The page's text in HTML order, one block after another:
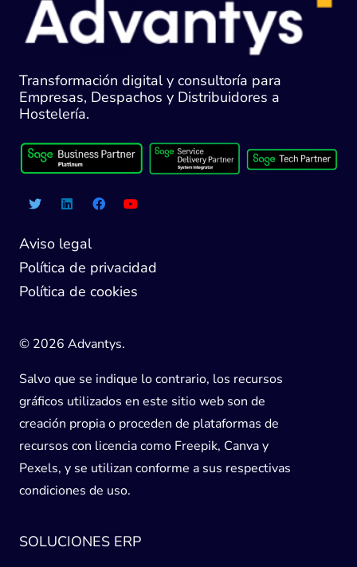
Transformación digital y consultoría para
Empresas, Despachos y Distribuidores a
Hostelería.
Aviso legal
Política de privacidad
Política de cookies
© 2026 Advantys.
Salvo que se indique lo contrario, los recursos
gráficos utilizados en este sitio web son de
creación propia o proceden de plataformas de
recursos con licencia como Freepik, Canva y
Pexels, y se utilizan conforme a sus respectivas
condiciones de uso.
SOLUCIONES ERP